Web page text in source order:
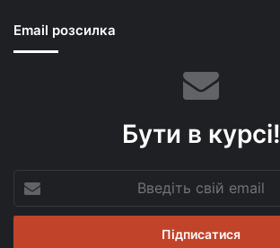
Email розсилка
Бути в курсі!
свій
email